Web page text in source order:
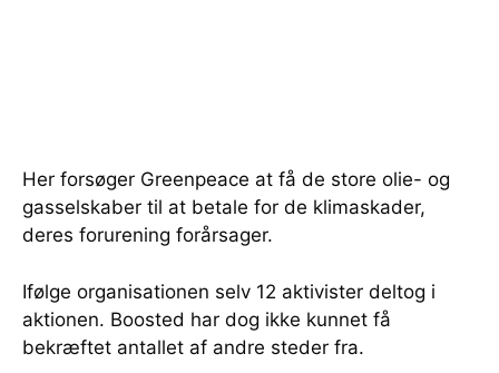
Her forsøger Greenpeace at få de store olie- og
gasselskaber til at betale for de klimaskader,
deres forurening forårsager.
Ifølge organisationen selv 12 aktivister deltog i
aktionen. Boosted har dog ikke kunnet få
bekræftet antallet af andre steder fra.